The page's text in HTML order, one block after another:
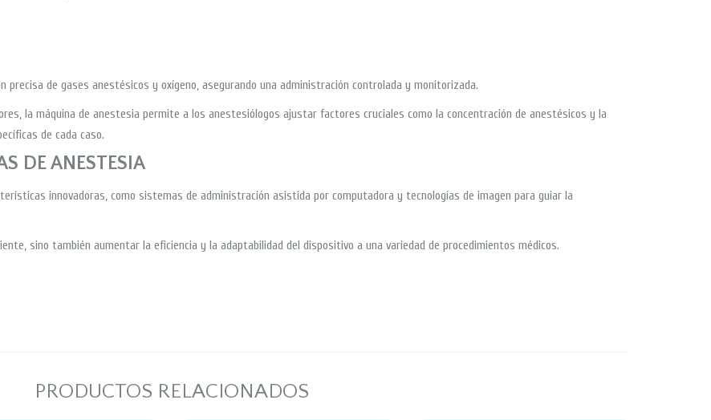
precisa de gases anestésicos y oxígeno, asegurando una administración controlada y monitorizada.
la máquina de anestesia permite a los anestesiólogos ajustar factores cruciales como la concentración de anestésicos y la
de cada caso.
DE ANESTESIA
innovadoras, como sistemas de administración asistida por computadora y tecnologías de imagen para guiar la
sino también aumentar la eficiencia y la adaptabilidad del dispositivo a una variedad de procedimientos médicos.
PRODUCTOS RELACIONADOS